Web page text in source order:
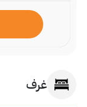
غرف